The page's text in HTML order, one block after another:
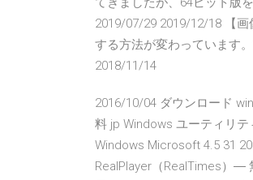
2019/07/29 2019/12/18 【
する方法が変わっています
2018/11/14
2016/10/04 ダウンロード
料 jp Windows ユーティリテ
Windows Microsoft 4.5 31
RealPlayer（RealTimes）―